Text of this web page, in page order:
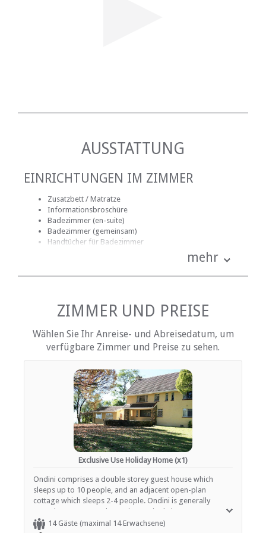
AUSSTATTUNG
EINRICHTUNGEN IM ZIMMER
Zusatzbett / Matratze
Informationsbroschüre
Badezimmer (en-suite)
Badezimmer (gemeinsam)
Handtücher für Badezimmer
DVD-Player
Internetverbindung (drahtlos)
Küche (komplett ausgestattet)
Rauchen: nicht erlaubt
Hi fi
Tee- und Kaffeekocher
Fernsehen (mit M-Net)
Fernsehen (mit Satellit)
EINRICHTUNGEN AUF DEM GELÄNDE
Kinderfreundlich (alle Altersgruppen)
Garten(e)
Gästelounge mit TV
Parkplatz (abseits der Straße)
Rauchen: Nicht drinnen
FUNKTIONEN
mehr
ZIMMER UND PREISE
Wählen Sie Ihr Anreise- und Abreisedatum, um
verfügbare Zimmer und Preise zu sehen.
Exclusive Use Holiday Home (x1)
Ondini comprises a double storey guest house which
sleeps up to 10 people, and an adjacent open-plan
cottage which sleeps 2-4 people. Ondini is generally
rented out as a complete unit to a single large group (max
14). Upstairs in the main guest house there is a large
14 Gäste (maximal 14 Erwachsene)